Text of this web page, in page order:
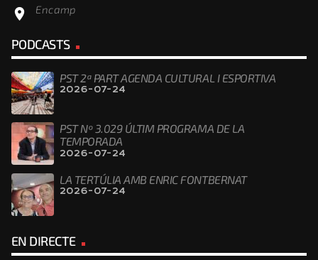
location_on Encamp
PODCASTS
PST 2ª PART AGENDA CULTURAL I ESPORTIVA
2026-07-24
PST Nº 3.029 ÚLTIM PROGRAMA DE LA
TEMPORADA
2026-07-24
LA TERTÚLIA AMB ENRIC FONTBERNAT
2026-07-24
EN DIRECTE